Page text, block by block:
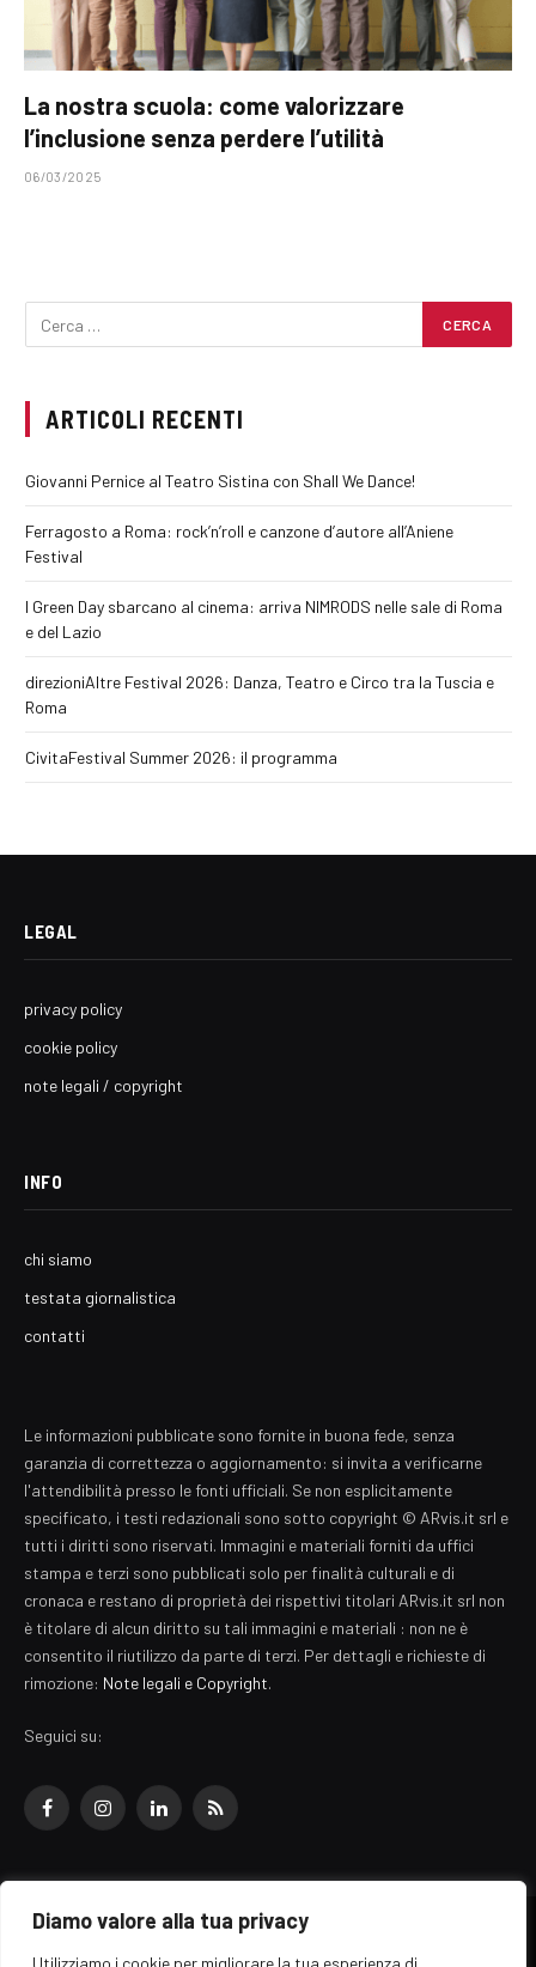
Diamo valore alla tua privacy
Utilizziamo i cookie per migliorare la tua esperienza di
La nostra scuola: come valorizzare
l’inclusione senza perdere l’utilità
06/03/2025
ARTICOLI RECENTI
Giovanni Pernice al Teatro Sistina con Shall We Dance!
Ferragosto a Roma: rock’n’roll e canzone d’autore all’Aniene
Festival
I Green Day sbarcano al cinema: arriva NIMRODS nelle sale di Roma
e del Lazio
direzioniAltre Festival 2026: Danza, Teatro e Circo tra la Tuscia e
Roma
CivitaFestival Summer 2026: il programma
LEGAL
privacy policy
cookie policy
note legali / copyright
INFO
chi siamo
testata giornalistica
contatti
Le informazioni pubblicate sono fornite in buona fede, senza
garanzia di correttezza o aggiornamento: si invita a verificarne
l'attendibilità presso le fonti ufficiali. Se non esplicitamente
specificato, i testi redazionali sono sotto copyright © ARvis.it srl e
tutti i diritti sono riservati. Immagini e materiali forniti da uffici
stampa e terzi sono pubblicati solo per finalità culturali e di
cronaca e restano di proprietà dei rispettivi titolari ARvis.it srl non
è titolare di alcun diritto su tali immagini e materiali : non ne è
consentito il riutilizzo da parte di terzi. Per dettagli e richieste di
rimozione: Note legali e Copyright.
Seguici su:
FacebookInstagramLinkedInRSS
© 2026 EZ Rome Designed by ARvis.it